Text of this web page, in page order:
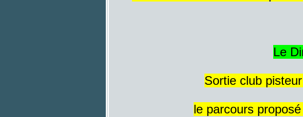
Le
Sortie club
le parcours